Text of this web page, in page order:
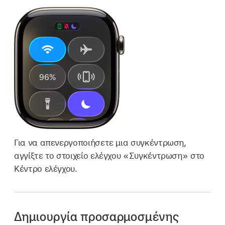
Για να απενεργοποιήσετε μια συγκέντρωση,
αγγίξτε το στοιχείο ελέγχου «Συγκέντρωση» στο
Κέντρο ελέγχου.
Δημιουργία προσαρμοσμένης